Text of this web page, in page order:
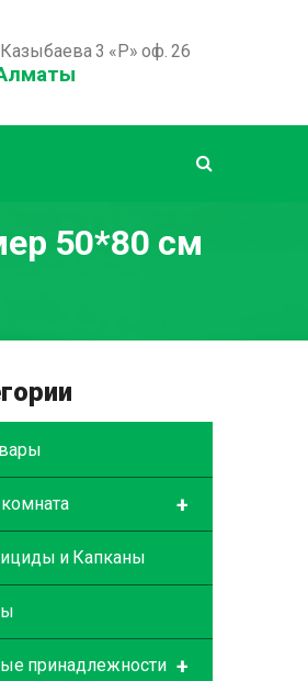
3 «Р» оф. 26
50*80 см
+
и Капканы
+
принадлежности